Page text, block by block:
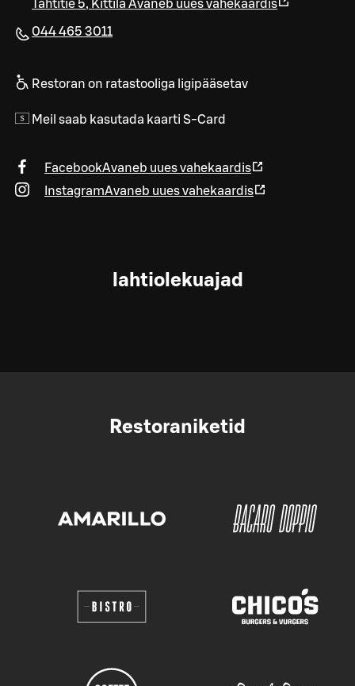
Tähtitie 5, Kittilä Avaneb uues vahekaardis
044 465 3011
Restoran on ratastooliga ligipääsetav
Meil saab kasutada kaarti S-Card
FacebookAvaneb uues vahekaardis
InstagramAvaneb uues vahekaardis
lahtiolekuajad
Restoraniketid